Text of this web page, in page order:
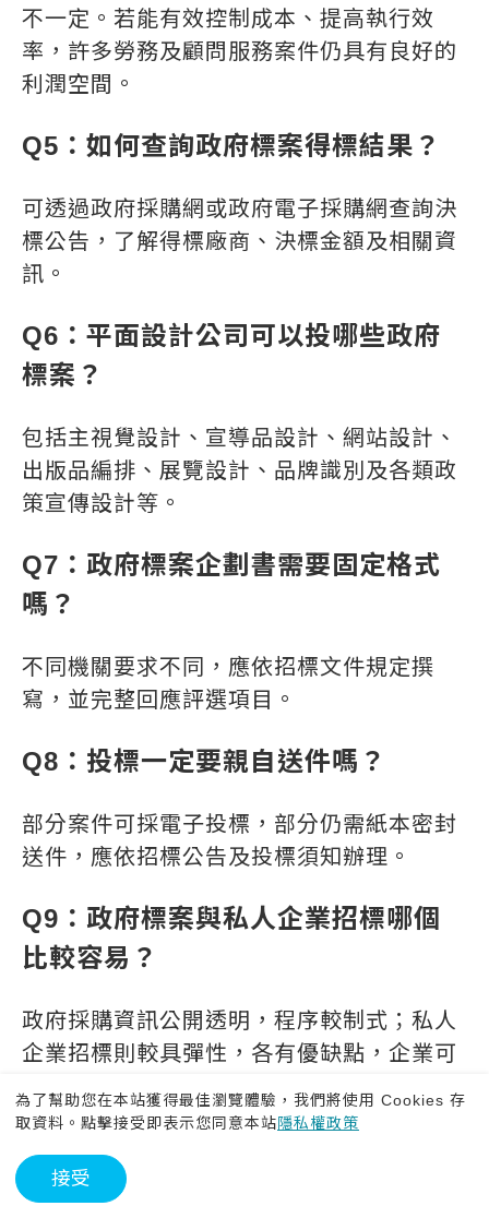
不一定。若能有效控制成本、提高執行效
率，許多勞務及顧問服務案件仍具有良好的
利潤空間。
Q5：如何查詢政府標案得標結果？
可透過政府採購網或政府電子採購網查詢決
標公告，了解得標廠商、決標金額及相關資
訊。
Q6：平面設計公司可以投哪些政府
標案？
包括主視覺設計、宣導品設計、網站設計、
出版品編排、展覽設計、品牌識別及各類政
策宣傳設計等。
Q7：政府標案企劃書需要固定格式
嗎？
不同機關要求不同，應依招標文件規定撰
寫，並完整回應評選項目。
Q8：投標一定要親自送件嗎？
部分案件可採電子投標，部分仍需紙本密封
送件，應依招標公告及投標須知辦理。
Q9：政府標案與私人企業招標哪個
比較容易？
政府採購資訊公開透明，程序較制式；私人
企業招標則較具彈性，各有優缺點，企業可
依自身定位選擇或同步經營。
Q10：如何提高政府標案得標率？
熟悉政府標案流程、累積履約經驗、建立標
為了幫助您在本站獲得最佳瀏覽體驗，我們將使用 Cookies 存
取資料。點擊接受即表示您同意本站隱私權政策
接受